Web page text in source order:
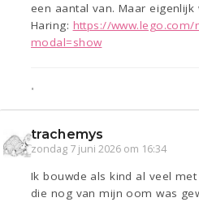
een aantal van. Maar eigenlijk
Haring: https://www.lego.com/
modal=show
•
trachemys
zondag 7 juni 2026 om 16:34
Ik bouwde als kind al veel
die nog van mijn oom was